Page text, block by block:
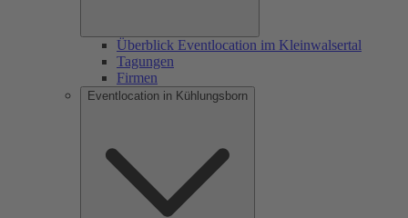
Überblick Eventlocation im Kleinwalsertal
Tagungen
Firmen
Eventlocation in Kühlungsborn